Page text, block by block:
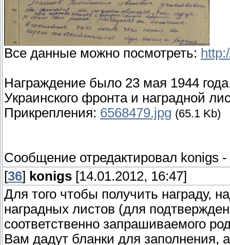
Все данные можно посмотреть:
Награждение было 23 мая 1944
Украинского фронта и наградной
Прикрепления: 6568479.jpg (65.1 Kb)
Сообщение отредактировал konigs -
[36] konigs [14.01.2012, 16:47]
Для того чтобы получить награду,
наградных листов (для
соответственно запрашиваемого
Вам дадут бланки для заполнения,